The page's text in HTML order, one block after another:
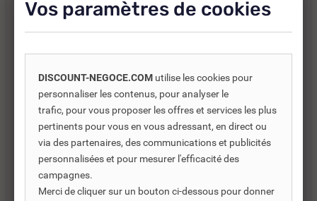
Résistance thermique :
Sécurité :
Sécurité anti-brûlure : arrêt instantané de l'eau
chaude en cas de coupure d'eau froide
Possibilité de verrouillage interne de la température
Livré avec :
Vos paramètres de cookies
DISCOUNT-NEGOCE.COM utilise les cookies pour
personnaliser les contenus, pour analyser le
trafic, pour vous proposer les offres et services les plus
pertinents pour vous en vous adressant, en direct ou
via des partenaires, des communications et publicités
personnalisées et pour mesurer l'efficacité des
campagnes.
Merci de cliquer sur un bouton ci-dessous pour donner